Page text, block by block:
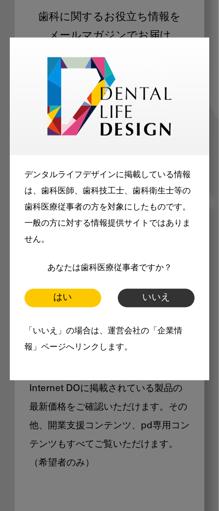
デンタルライフデザインに掲載している情報
は、歯科医師、歯科技工士、歯科衛生士等の
歯科医療従事者の方を対象にしたものです。
一般の方に対する情報提供サイトではありま
せん。
あなたは歯科医療従事者ですか？
はい いいえ
「いいえ」の場合は、運営会社の「企業情
報」ページへリンクします。
歯科に関するお役立ち情報を
メールマガジンでお届け
ご登録いただいた職種（歯科医師、歯
科衛生士、歯科技工士）に合わせた内
容のメールマガジンをお届けします。
メリット
製品価格も閲覧可能
Internet DOに掲載されている製品の
最新価格をご確認いただけます。その
他、開業支援コンテンツ、pd専用コン
テンツもすべてご覧いただけます。
（希望者のみ）